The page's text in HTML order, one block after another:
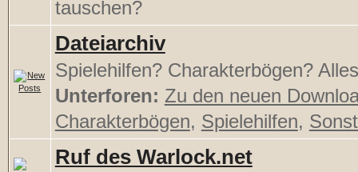
tauschen?
Dateiarchiv
Spielehilfen? Charakterbögen?
Unterforen: Zu den neuen
Charakterbögen, Spielehilfen,
Ruf des Warlock.net